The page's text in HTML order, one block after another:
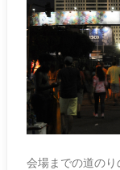
会場までの道の